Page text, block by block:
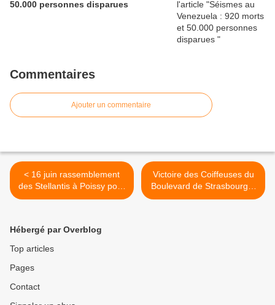
50.000 personnes disparues
Commentaires
Ajouter un commentaire
< 16 juin rassemblement
des Stellantis à Poissy pour
l'emploi et la défense des
Victoire des Coiffeuses du
Boulevard de Strasbourg à
Paris après 78 jours de
Hébergé par Overblog
Top articles
Pages
Contact